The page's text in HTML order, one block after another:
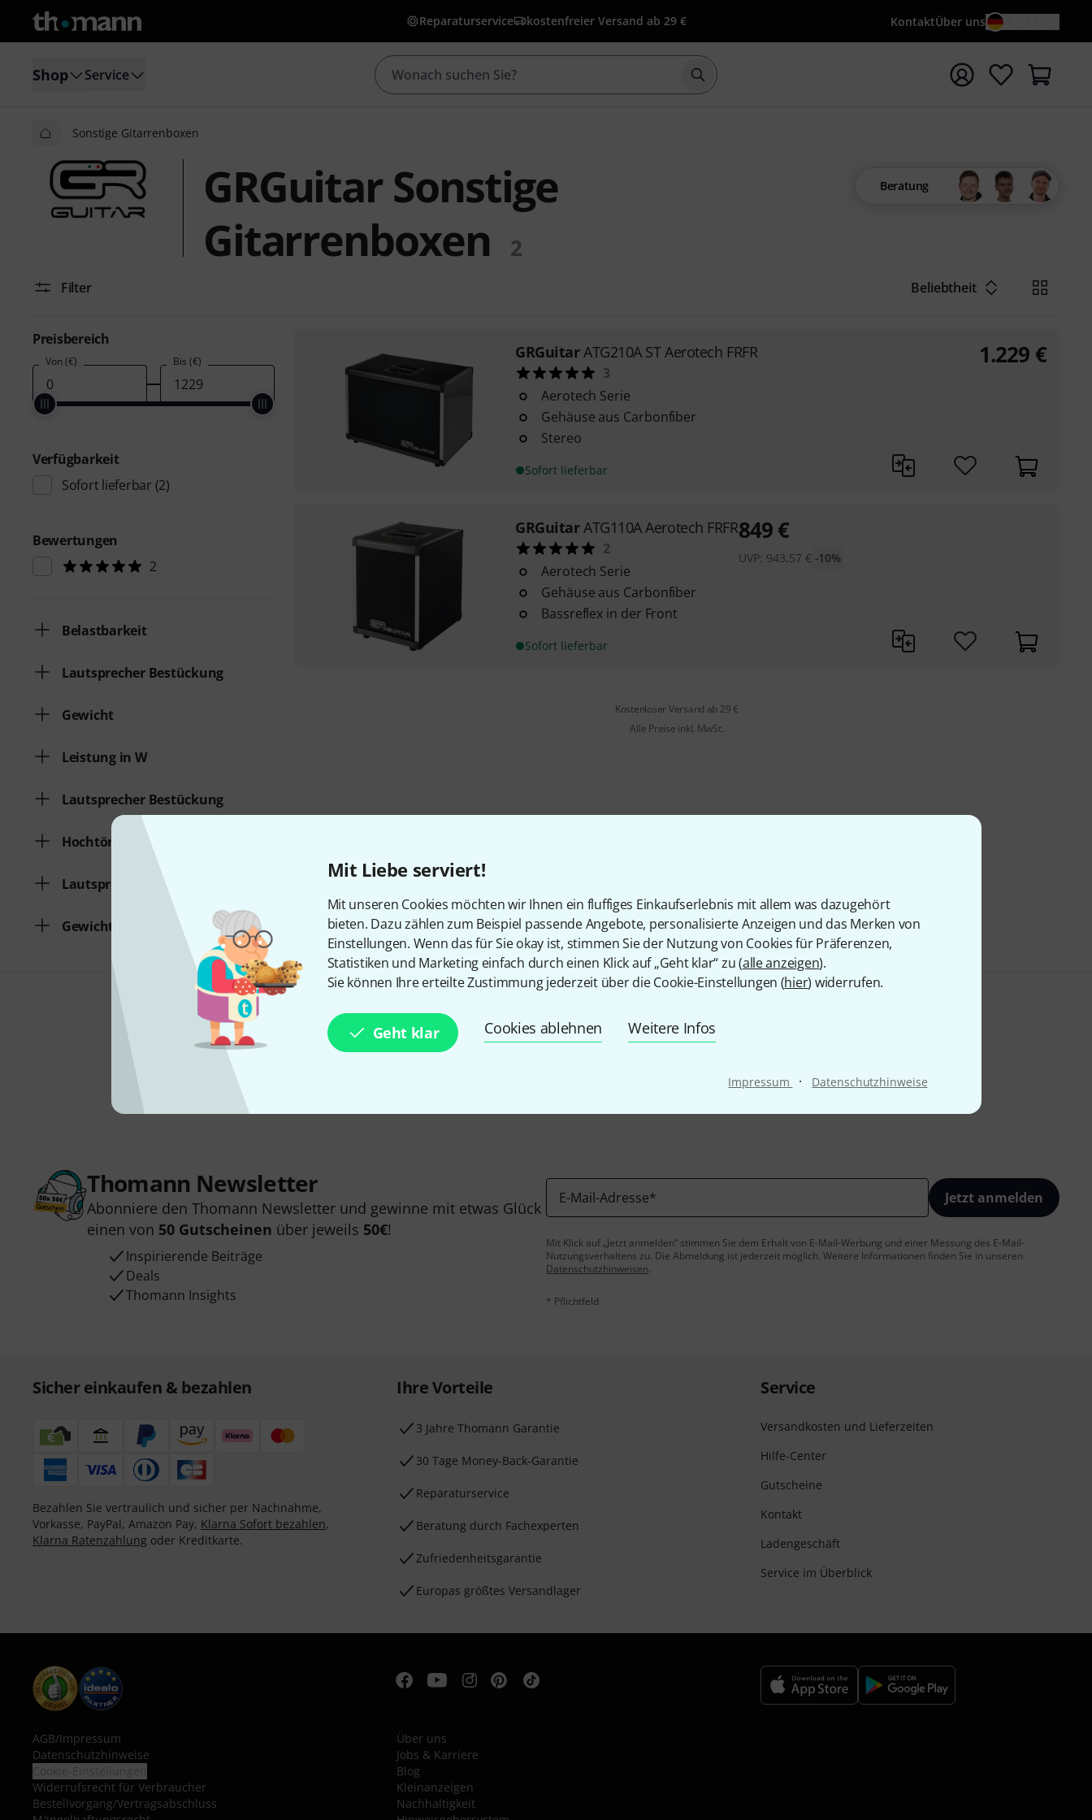
Mit Liebe serviert!
Mit unseren Cookies möchten wir Ihnen ein fluffiges Einkaufserlebnis mit allem was dazugehört
bieten. Dazu zählen zum Beispiel passende Angebote, personalisierte Anzeigen und das Merken von
Einstellungen. Wenn das für Sie okay ist, stimmen Sie der Nutzung von Cookies für Präferenzen,
Statistiken und Marketing einfach durch einen Klick auf „Geht klar“ zu (alle anzeigen).
Sie können Ihre erteilte Zustimmung jederzeit über die Cookie-Einstellungen (hier) widerrufen.
Geht klar Cookies ablehnen Weitere Infos
Impressum · Datenschutzhinweise
Reparaturservice kostenfreier Versand ab 29 € KontaktÜber uns
Shop Service Suche mit Suchwort {searchTerm} starten
Sonstige Gitarrenboxen
GRGuitar Sonstige
Gitarrenboxen
2
Beratung
Filter Beliebtheit
Preisbereich
Von (€) Bis (€)
Verfügbarkeit
Sofort lieferbar (2)
Bewertungen
2
Belastbarkeit
Lautsprecher Bestückung
Gewicht
Leistung in W
Lautsprecher Bestückung
Hochtöner
Lautsprecher Simulation
Gewicht in kg
GRGuitarATG210A ST Aerotech FRFR
3
Aerotech Serie
Gehäuse aus Carbonfiber
Stereo
Sofort lieferbar
1.229 €
GRGuitarATG110A Aerotech FRFR
2
Aerotech Serie
Gehäuse aus Carbonfiber
Bassreflex in der Front
Sofort lieferbar
849€
UVP: 943,57 € -10%
Kostenloser Versand ab 29 €
Alle Preise inkl. MwSt.
Gefällt Ihnen, was Sie sehen?
Thomann Newsletter
Abonniere den Thomann Newsletter und gewinne mit etwas Glück
einen von 50 Gutscheinen über jeweils 50€!
Inspirierende Beiträge
Deals
Thomann Insights
E-Mail-Adresse* Jetzt anmelden
Mit Klick auf „Jetzt anmelden“ stimmen Sie dem Erhalt von E-Mail-Werbung und einer Messung des E-Mail-
Nutzungsverhaltens zu. Die Abmeldung ist jederzeit möglich. Weitere Informationen finden Sie in unseren
Datenschutzhinweisen.
* Pflichtfeld
Sicher einkaufen & bezahlen
Bezahlen Sie vertraulich und sicher per Nachnahme,
Vorkasse, PayPal, Amazon Pay, Klarna Sofort bezahlen,
Klarna Ratenzahlung oder Kreditkarte.
Ihre Vorteile
3 Jahre Thomann Garantie
30 Tage Money-Back-Garantie
Reparaturservice
Beratung durch Fachexperten
Zufriedenheitsgarantie
Europas größtes Versandlager
Service
Versandkosten und Lieferzeiten
Hilfe-Center
Gutscheine
Kontakt
Ladengeschäft
Service im Überblick
AGB/Impressum
Datenschutzhinweise
Widerrufsrecht für Verbraucher
Bestellvorgang/Vertragsabschluss
Über uns
Jobs & Karriere
Blog
Kleinanzeigen
Nachhaltigkeit